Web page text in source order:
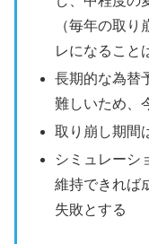
（毎年の取
レになること
長期的な為替
難しいため、
取り崩し期間
シミュレーシ
維持できれば
失敗とする